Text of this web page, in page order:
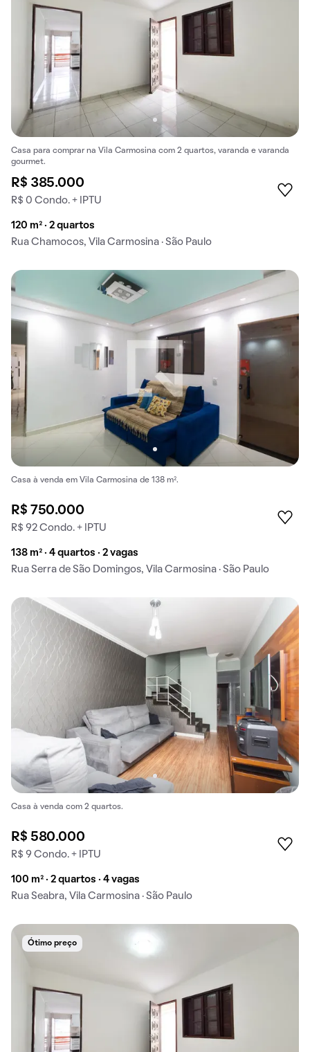
Casa para comprar na Vila Carmosina com 2 quartos, varanda e varanda
gourmet.
R$ 385.000
R$ 0 Condo. + IPTU
120 m² · 2 quartos
Rua Chamocos, Vila Carmosina · São Paulo
Casa à venda em Vila Carmosina de 138 m².
R$ 750.000
R$ 92 Condo. + IPTU
138 m² · 4 quartos · 2 vagas
Rua Serra de São Domingos, Vila Carmosina · São Paulo
Casa à venda com 2 quartos.
R$ 580.000
R$ 9 Condo. + IPTU
100 m² · 2 quartos · 4 vagas
Rua Seabra, Vila Carmosina · São Paulo
Ótimo preço